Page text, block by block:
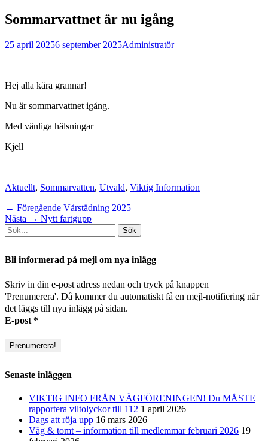
Sommarvattnet är nu igång
Postades
25 april 20256 september 2025Författare
Administratör
Hej alla kära grannar!
Nu är sommarvattnet igång.
Med vänliga hälsningar
Kjell
Kategorier
Aktuellt, Sommarvatten, Utvald, Viktig Information
Inläggsnavigering
← Föregående Föregående
inlägg:
Vårstädning 2025
Nästa → Nästa
Nytt fartgupp
Sök
efter:
Bli informerad på mejl om nya inlägg
Skriv in din e-post adress nedan och tryck på knappen
'Prenumerera'. Då kommer du automatiskt få en mejl-notifiering när
det läggs till nya inlägg på sidan.
E-post *
Senaste inläggen
VIKTIG INFO FRÅN VÄGFÖRENINGEN! Du MÅSTE
rapportera viltolyckor till 112 1 april 2026
Dags att röja upp 16 mars 2026
Väg & tomt – information till medlemmar februari 2026 19